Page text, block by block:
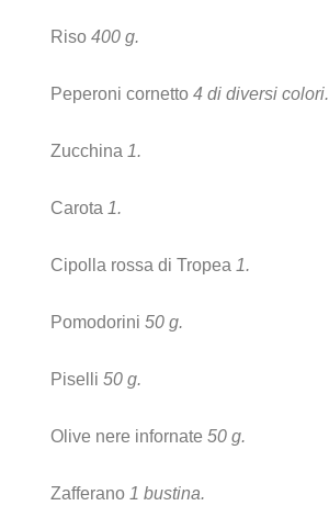
Riso 400 g.
Peperoni cornetto4 di diversi colori.
Zucchina 1.
Carota 1.
Cipolla rossa di Tropea 1.
Pomodorini 50 g.
Piselli 50 g.
Olive nere infornate 50 g.
Zafferano 1 bustina.